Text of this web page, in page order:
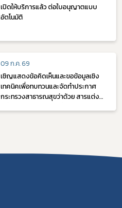
เปิดให้บริการแล้ว ต่อใบอนุญาตแบบ
อัตโนมัติ
09 ก.ค. 69
เชิญแสดงข้อคิดเห็นและขอข้อมูลเชิง
เทคนิคเพื่อทบทวนและจัดทำประกาศ
กระทรวงสาธารณสุขว่าด้วย สารแต่ง